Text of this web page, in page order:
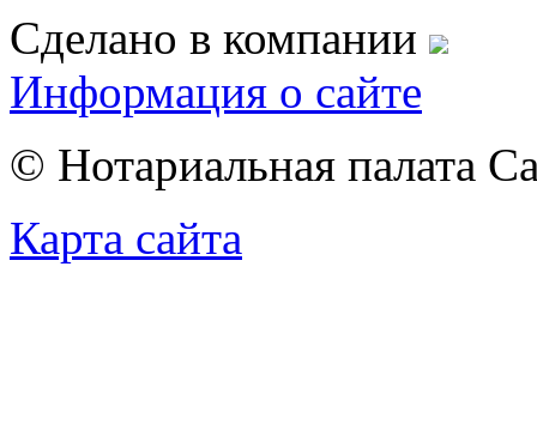
Сделано в компании
Информация о сайте
© Нотариальная палата
Карта сайта